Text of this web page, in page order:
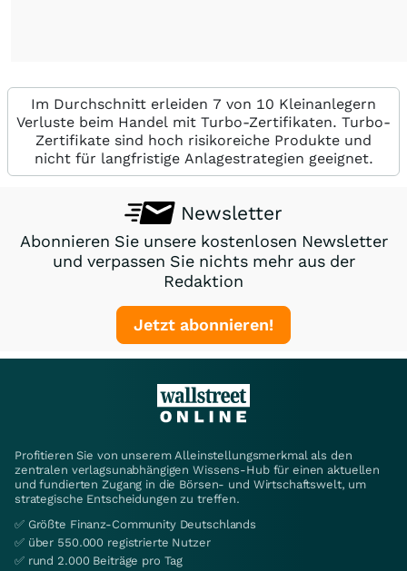
Im Durchschnitt erleiden 7 von 10 Kleinanlegern
Verluste beim Handel mit Turbo-Zertifikaten. Turbo-
Zertifikate sind hoch risikoreiche Produkte und
nicht für langfristige Anlagestrategien geeignet.
Newsletter
Abonnieren Sie unsere kostenlosen Newsletter
und verpassen Sie nichts mehr aus der
Redaktion
Jetzt abonnieren!
Profitieren Sie von unserem Alleinstellungsmerkmal als den
zentralen verlagsunabhängigen Wissens-Hub für einen aktuellen
und fundierten Zugang in die Börsen- und Wirtschaftswelt, um
strategische Entscheidungen zu treffen.
✅ Größte Finanz-Community Deutschlands
✅ über 550.000 registrierte Nutzer
✅ rund 2.000 Beiträge pro Tag